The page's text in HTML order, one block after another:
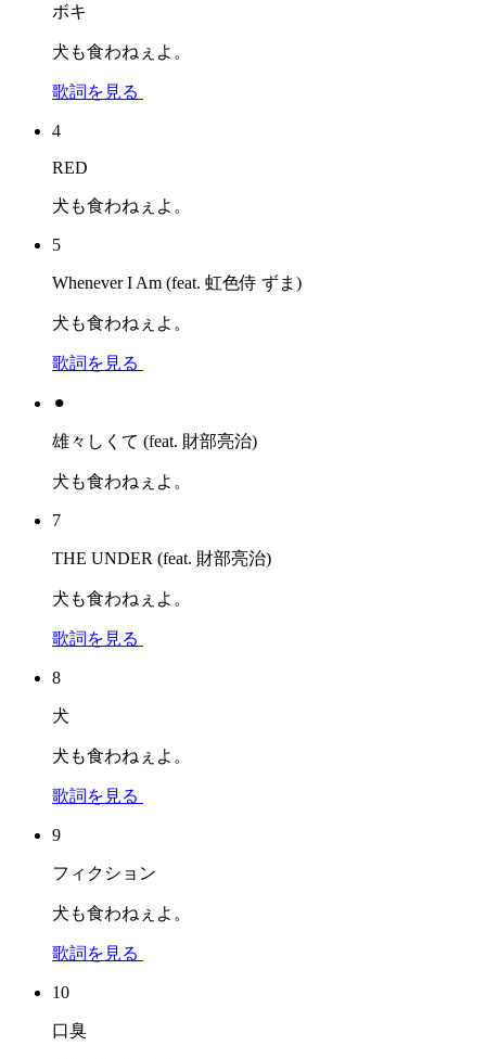
ボキ
犬も食わねぇよ。
歌詞を見る
4
RED
犬も食わねぇよ。
5
Whenever I Am (feat. 虹色侍 ずま)
犬も食わねぇよ。
歌詞を見る
⚫︎
雄々しくて (feat. 財部亮治)
犬も食わねぇよ。
7
THE UNDER (feat. 財部亮治)
犬も食わねぇよ。
歌詞を見る
8
犬
犬も食わねぇよ。
歌詞を見る
9
フィクション
犬も食わねぇよ。
歌詞を見る
10
口臭